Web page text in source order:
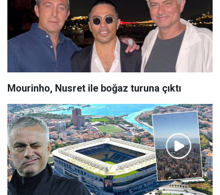
Mourinho, Nusret ile boğaz turuna çıktı